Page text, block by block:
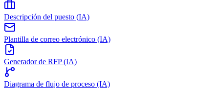
Descripción del puesto (IA)
Plantilla de correo electrónico (IA)
Generador de RFP (IA)
Diagrama de flujo de proceso (IA)